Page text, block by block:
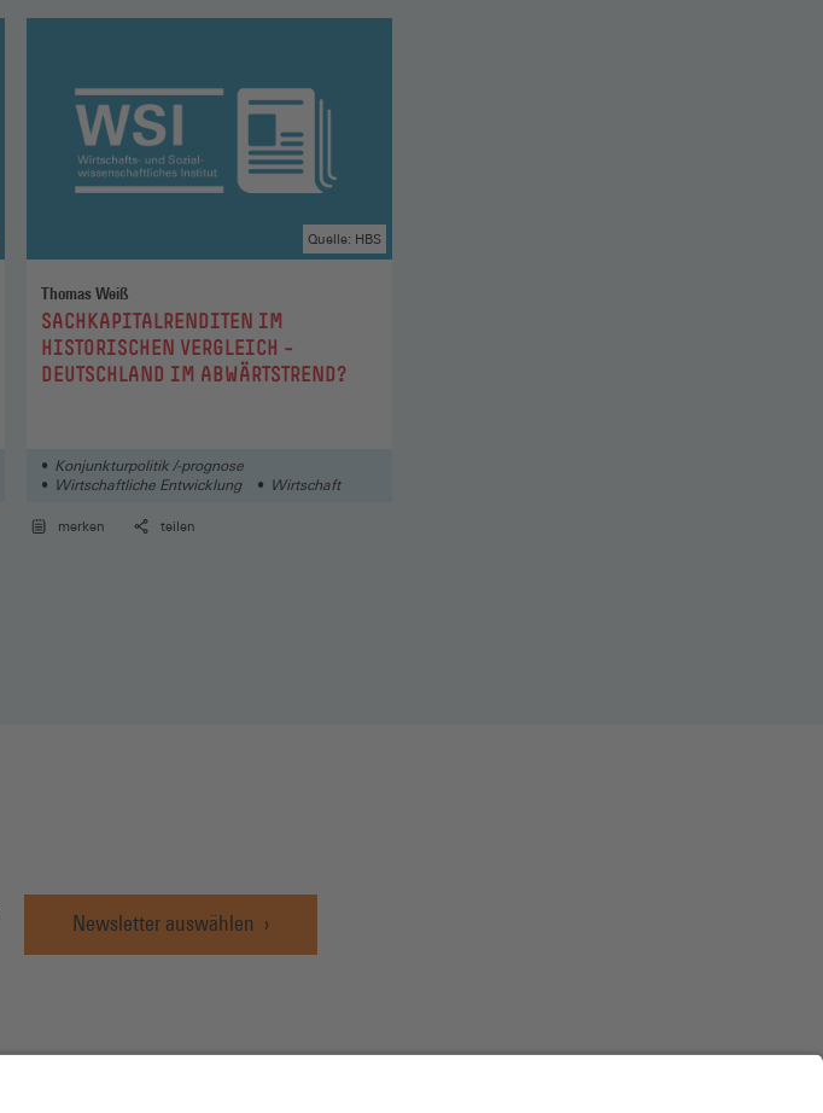
Thomas Weiß
:SACHKAPITALRENDITEN IM
HISTORISCHEN VERGLEICH –
DEUTSCHLAND IM ABWÄRTSTREND?
Quelle: HBS
Konjunkturpolitik /-prognose
Wirtschaftliche Entwicklung
Wirtschaft
merken teilen
Newsletter auswählen